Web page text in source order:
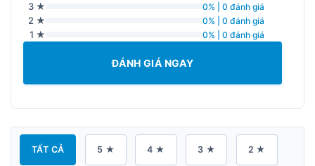
3 ★ 0% | 0 đánh giá
2 ★ 0% | 0 đánh giá
1 ★ 0% | 0 đánh giá
ĐÁNH GIÁ NGAY
TẤT CẢ 5 ★ 4 ★ 3 ★ 2 ★